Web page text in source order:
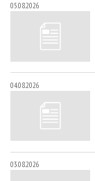
05.08.2026
04.08.2026
03.08.2026